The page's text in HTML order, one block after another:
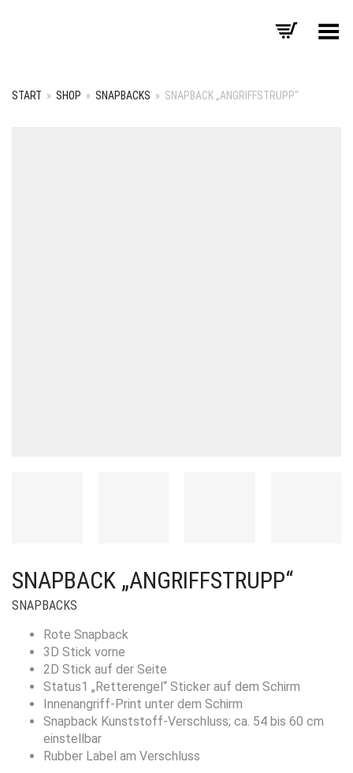
Menü umschalten
START » SHOP » SNAPBACKS » SNAPBACK „ANGRIFFSTRUPP“
SNAPBACK „ANGRIFFSTRUPP“
SNAPBACKS
Rote Snapback
3D Stick vorne
2D Stick auf der Seite
Status1 „Retterengel“ Sticker auf dem Schirm
Innenangriff-Print unter dem Schirm
Snapback Kunststoff-Verschluss; ca. 54 bis 60 cm
einstellbar
Rubber Label am Verschluss